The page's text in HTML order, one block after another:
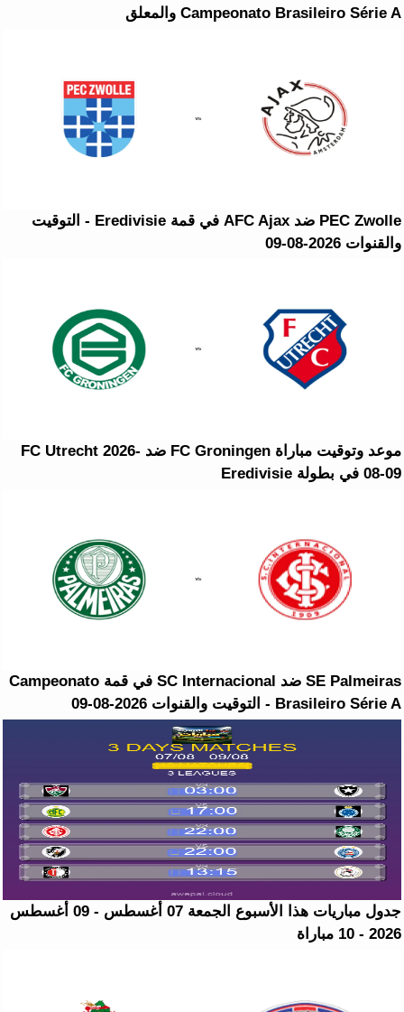
Campeonato Brasileiro Série A والمعلق
PEC Zwolle ضد AFC Ajax في قمة Eredivisie - التوقيت
والقنوات 2026-08-09
موعد وتوقيت مباراة FC Groningen ضد FC Utrecht 2026-
08-09 في بطولة Eredivisie
SE Palmeiras ضد SC Internacional في قمة Campeonato
Brasileiro Série A - التوقيت والقنوات 2026-08-09
جدول مباريات هذا الأسبوع الجمعة 07 أغسطس - 09 أغسطس
2026 - 10 مباراة